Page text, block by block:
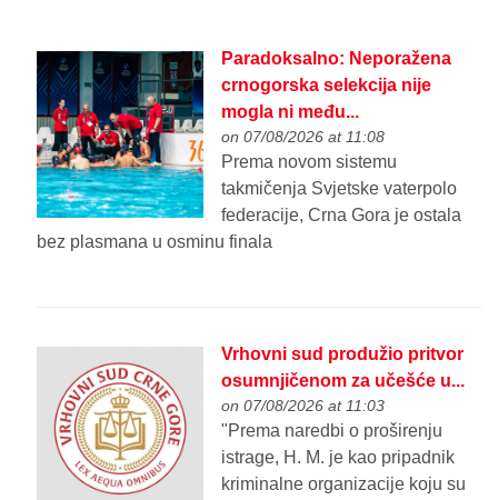
Paradoksalno: Neporažena
crnogorska selekcija nije
mogla ni među...
on 07/08/2026 at 11:08
Prema novom sistemu
takmičenja Svjetske vaterpolo
federacije, Crna Gora je ostala
bez plasmana u osminu finala
Vrhovni sud produžio pritvor
osumnjičenom za učešće u...
on 07/08/2026 at 11:03
"Prema naredbi o proširenju
istrage, H. M. je kao pripadnik
kriminalne organizacije koju su